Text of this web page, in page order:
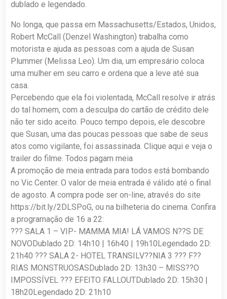
dublado e legendado.
No longa, que passa em Massachusetts/Estados, Unidos,
Robert McCall (Denzel Washington) trabalha como
motorista e ajuda as pessoas com a ajuda de Susan
Plummer (Melissa Leo). Um dia, um empresário coloca
uma mulher em seu carro e ordena que a leve até sua
casa.
Percebendo que ela foi violentada, McCall resolve ir atrás
do tal homem, com a desculpa do cartão de crédito dele
não ter sido aceito. Pouco tempo depois, ele descobre
que Susan, uma das poucas pessoas que sabe de seus
atos como vigilante, foi assassinada. Clique aqui e veja o
trailer do filme. Todos pagam meia
A promoção de meia entrada para todos está bombando
no Vic Center. O valor de meia entrada é válido até o final
de agosto. A compra pode ser on-line, através do site
https://bit.ly/2DLSPoG, ou na bilheteria do cinema. Confira
a programação de 16 a 22:
??? SALA 1 – VIP- MAMMA MIA! LÁ VAMOS N??S DE
NOVODublado 2D: 14h10 | 16h40 | 19h10Legendado 2D:
21h40 ??? SALA 2- HOTEL TRANSILV??NIA 3 ??? F??
RIAS MONSTRUOSASDublado 2D: 13h30 – MISS??O
IMPOSSÍVEL ??? EFEITO FALLOUTDublado 2D: 15h30 |
18h20Legendado 2D: 21h10